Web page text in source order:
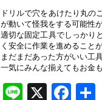
ドリルで穴をあけたり丸の
が動いて怪我をする可能性
適切な固定工具でしっかり
く安全に作業を進めること
まだまだあった方がいい工
一気にみんな揃えてもお金
LineX